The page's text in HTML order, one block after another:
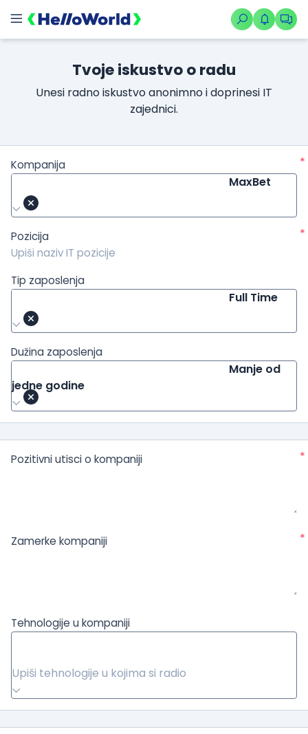
Tvoje iskustvo o radu
Unesi radno iskustvo anonimno i doprinesi IT
zajednici.
Kompanija
*
MaxBet
Pozicija *
Tip zaposlenja
Full Time
Dužina zaposlenja
Manje od
jedne godine
Pozitivni utisci o kompaniji *
Zamerke kompaniji *
Tehnologije u kompaniji
Upiši tehnologije u kojima si radio
/kompanije/iskustvo/